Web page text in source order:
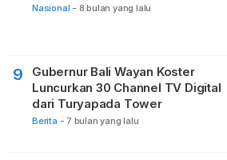
Nasional - 8 bulan yang lalu
9
Gubernur Bali Wayan Koster
Luncurkan 30 Channel TV Digital
dari Turyapada Tower
Berita - 7 bulan yang lalu